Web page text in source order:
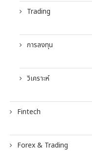
Trading
การลงทุน
วิเคราะห์
Fintech
Forex & Trading